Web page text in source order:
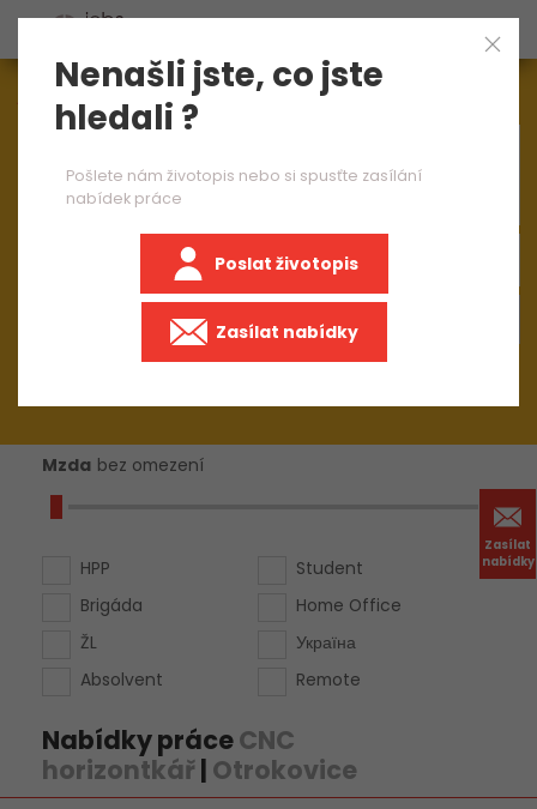
Zasílat
nabídky
Aktuálně1545nabídek práce
Mzda bez omezení
HPP
Brigáda
ŽL
Absolvent
Student
Home Office
Україна
Remote
Nabídky práceCNC
horizontkář | Otrokovice
Nenašli jste, co jste
hledali ?
Pošlete nám životopis nebo si spusťte zasílání
nabídek práce
Poslat životopis
Zasílat nabídky